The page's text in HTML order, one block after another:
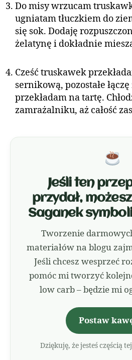
Do misy wrzucam
ugniatam tłuczkiem do
się sok. Dodaję
żelatynę i dokładnie
Cześć truskawek
sernikową, pozostałe
przekładam na tartę.
zamrażalniku, aż całość
Jeśli ten
przydał,
Saganek
Tworzenie
materiałów na blogu
Jeśli chcesz wesprzeć
pomóc mi tworzyć
low carb – będzie mi
Postaw
Dziękuję, że jesteś częścią